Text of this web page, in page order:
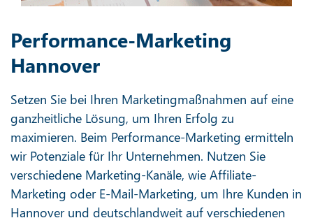
Performance-Marketing
Hannover
Setzen Sie bei Ihren Marketingmaßnahmen auf eine
ganzheitliche Lösung, um Ihren Erfolg zu
maximieren. Beim Performance-Marketing ermitteln
wir Potenziale für Ihr Unternehmen. Nutzen Sie
verschiedene Marketing-Kanäle, wie Affiliate-
Marketing oder E-Mail-Marketing, um Ihre Kunden in
Hannover und deutschlandweit auf verschiedenen